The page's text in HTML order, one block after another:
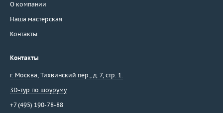
О компании
Наша мастерская
Контакты
Контакты
г. Москва, Тихвинский пер., д. 7, стр. 1.
3D-тур по шоуруму
+7 (495) 190-78-88